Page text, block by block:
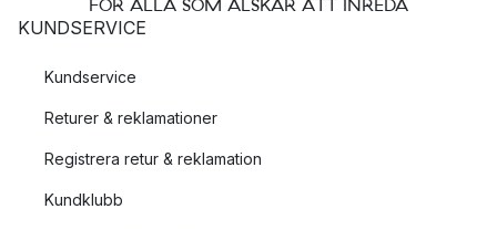
FÖR ALLA SOM ÄLSKAR ATT INREDA
KUNDSERVICE
Kundservice
Returer & reklamationer
Registrera retur & reklamation
Kundklubb